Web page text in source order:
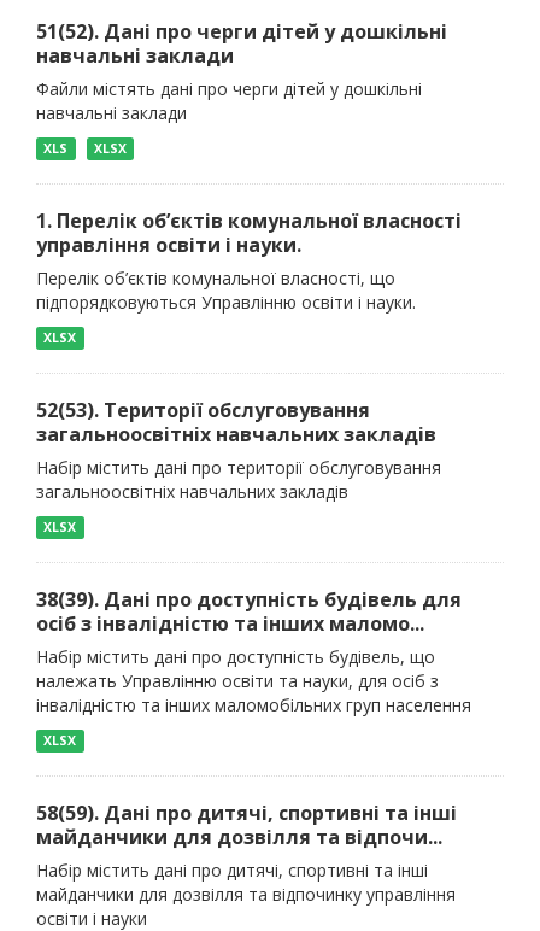
51(52). Дані про черги дітей у дошкільні
навчальні заклади
Файли містять дані про черги дітей у дошкільні
навчальні заклади
XLS XLSX
1. Перелік об’єктів комунальної власності
управління освіти і науки.
Перелік об’єктів комунальної власності, що
підпорядковуються Управлінню освіти і науки.
XLSX
52(53). Території обслуговування
загальноосвітніх навчальних закладів
Набір містить дані про території обслуговування
загальноосвітніх навчальних закладів
XLSX
38(39). Дані про доступність будівель для
осіб з інвалідністю та інших маломо...
Набір містить дані про доступність будівель, що
належать Управлінню освіти та науки, для осіб з
інвалідністю та інших маломобільних груп населення
XLSX
58(59). Дані про дитячі, спортивні та інші
майданчики для дозвілля та відпочи...
Набір містить дані про дитячі, спортивні та інші
майданчики для дозвілля та відпочинку управління
освіти і науки